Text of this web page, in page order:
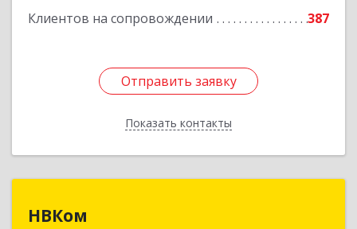
Клиентов на сопровождении 387
Отправить заявку
Показать контакты
Отправить заявку
Назад
НВКом